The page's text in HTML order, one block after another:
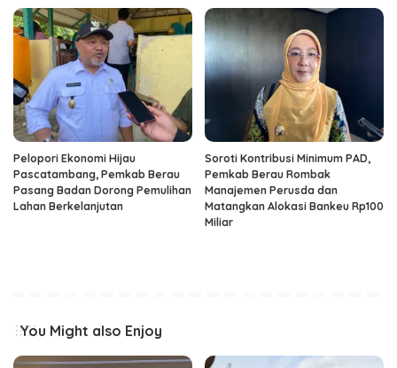
Pelopori Ekonomi Hijau
Pascatambang, Pemkab Berau
Pasang Badan Dorong Pemulihan
Lahan Berkelanjutan
Soroti Kontribusi Minimum PAD,
Pemkab Berau Rombak
Manajemen Perusda dan
Matangkan Alokasi Bankeu Rp100
Miliar
You Might also Enjoy